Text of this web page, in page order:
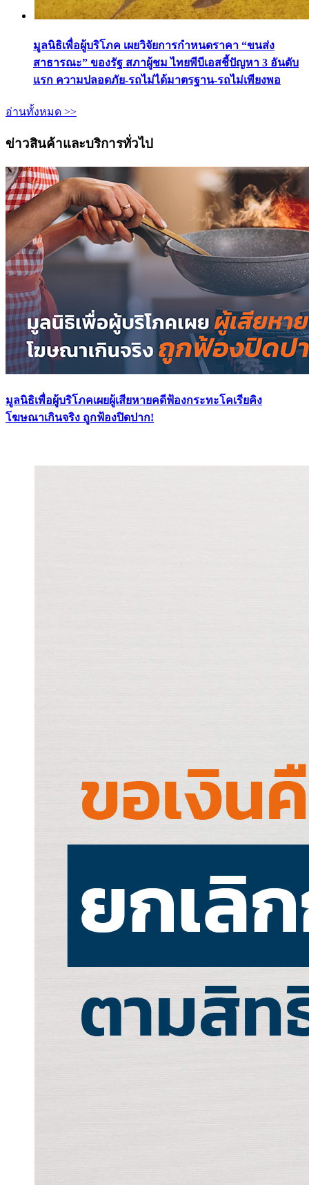
มูลนิธิเพื่อผู้บริโภค เผยวิจัยการกำหนดราคา “ขนส่ง
สาธารณะ” ของรัฐ สภาผู้ชม ไทยพีบีเอสชี้ปัญหา 3 อันดับ
แรก ความปลอดภัย-รถไม่ได้มาตรฐาน-รถไม่เพียงพอ
อ่านทั้งหมด >>
ข่าวสินค้าและบริการทั่วไป
มูลนิธิเพื่อผู้บริโภคเผยผู้เสียหายคดีฟ้องกระทะโคเรียคิง
โฆษณาเกินจริง ถูกฟ้องปิดปาก!